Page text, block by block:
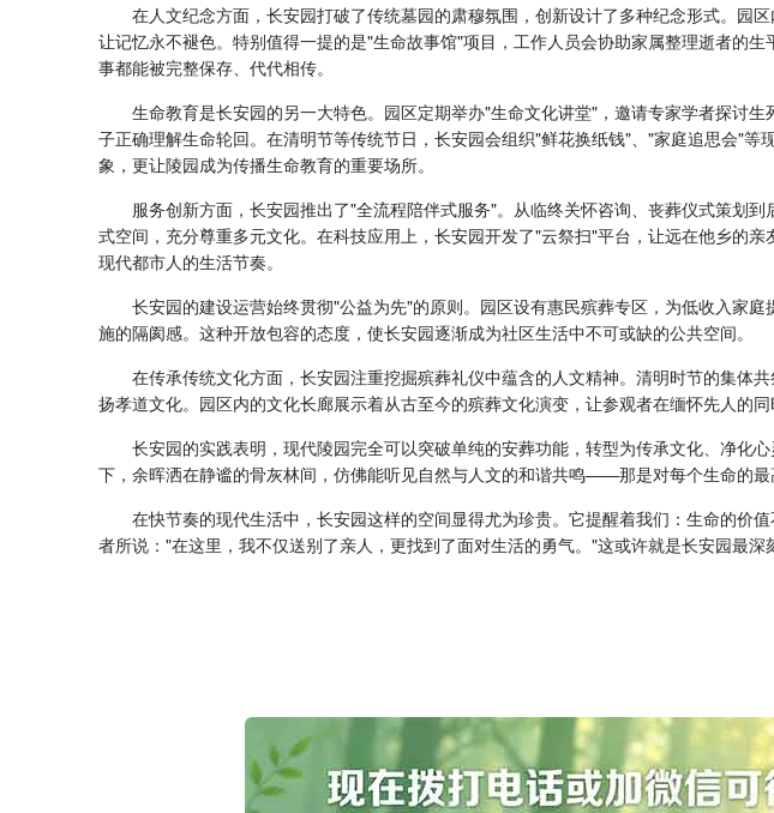
在人文纪念方面，长安园打破了传统墓园的肃穆氛围，创新设计了多种纪念形式。园
让记忆永不褪色。特别值得一提的是"生命故事馆"项目，工作人员会协助家属整理逝者的
事都能被完整保存、代代相传。
生命教育是长安园的另一大特色。园区定期举办"生命文化讲堂"，邀请专家学者探讨
子正确理解生命轮回。在清明节等传统节日，长安园会组织"鲜花换纸钱"、"家庭追思会"
象，更让陵园成为传播生命教育的重要场所。
服务创新方面，长安园推出了"全流程陪伴式服务"。从临终关怀咨询、丧葬仪式策划
式空间，充分尊重多元文化。在科技应用上，长安园开发了"云祭扫"平台，让远在他乡的
现代都市人的生活节奏。
长安园的建设运营始终贯彻"公益为先"的原则。园区设有惠民殡葬专区，为低收入家
施的隔阂感。这种开放包容的态度，使长安园逐渐成为社区生活中不可或缺的公共空间。
在传承传统文化方面，长安园注重挖掘殡葬礼仪中蕴含的人文精神。清明时节的集体
扬孝道文化。园区内的文化长廊展示着从古至今的殡葬文化演变，让参观者在缅怀先人的
长安园的实践表明，现代陵园完全可以突破单纯的安葬功能，转型为传承文化、净化
下，余晖洒在静谧的骨灰林间，仿佛能听见自然与人文的和谐共鸣——那是对每个生命的最
在快节奏的现代生活中，长安园这样的空间显得尤为珍贵。它提醒着我们：生命的价
者所说："在这里，我不仅送别了亲人，更找到了面对生活的勇气。"这或许就是长安园最